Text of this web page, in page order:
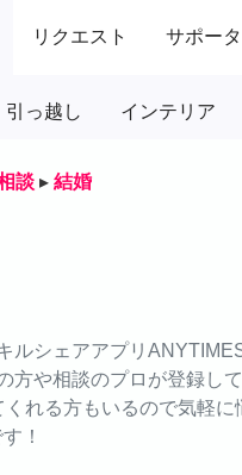
リクエスト サポー
引っ越し インテリア
談 ▸ 結婚
ルシェアアプリ
方や相談のプロが登録し
れる方もいるので気軽
！